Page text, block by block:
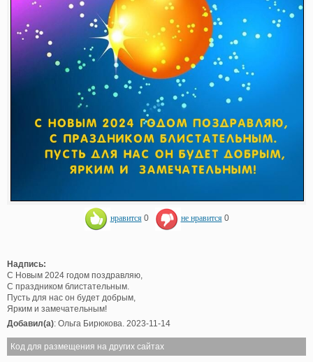
нравится 0 не нравится 0
Надпись:
С Новым 2024 годом поздравляю,
С праздником блистательным.
Пусть для нас он будет добрым,
Ярким и замечательным!
Добавил(а): Ольга Бирюкова. 2023-11-14
Код для размещения на других сайтах